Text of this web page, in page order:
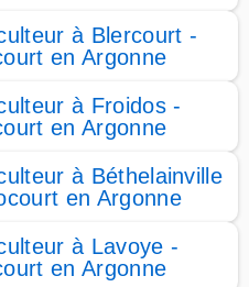
à Blercourt -
en Argonne
à Froidos -
en Argonne
à Béthelainville
en Argonne
à Lavoye -
en Argonne